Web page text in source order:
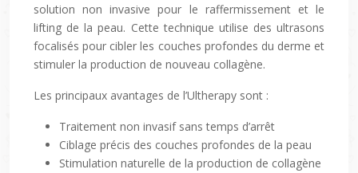
solution non invasive pour le raffermissement et le
lifting de la peau. Cette technique utilise des ultrasons
focalisés pour cibler les couches profondes du derme et
stimuler la production de nouveau collagène.
Les principaux avantages de l’Ultherapy sont :
Traitement non invasif sans temps d’arrêt
Ciblage précis des couches profondes de la peau
Stimulation naturelle de la production de collagène